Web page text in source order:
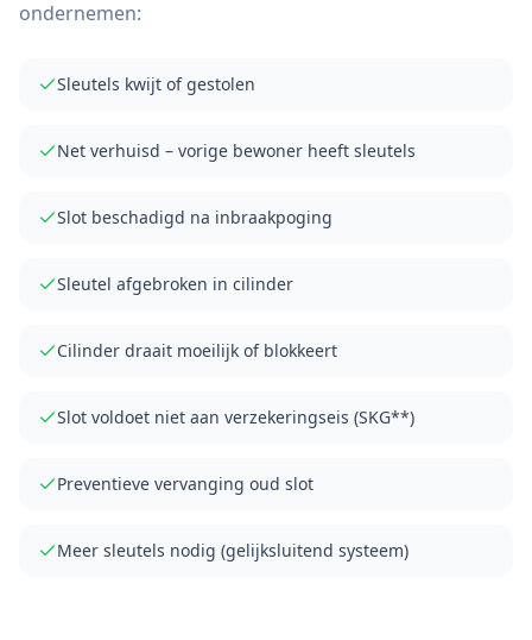
ondernemen:
Sleutels kwijt of gestolen
Net verhuisd – vorige bewoner heeft sleutels
Slot beschadigd na inbraakpoging
Sleutel afgebroken in cilinder
Cilinder draait moeilijk of blokkeert
Slot voldoet niet aan verzekeringseis (SKG**)
Preventieve vervanging oud slot
Meer sleutels nodig (gelijksluitend systeem)